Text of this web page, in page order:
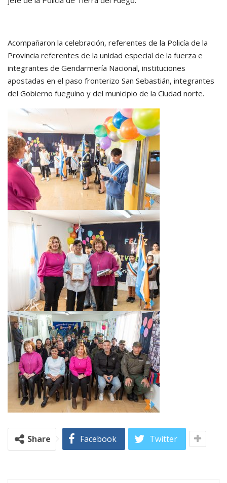
Acompañaron la celebración, referentes de la Policía de la
Provincia referentes de la unidad especial de la fuerza e
integrantes de Gendarmería Nacional, instituciones
apostadas en el paso fronterizo San Sebastián, integrantes
del Gobierno fueguino y del municipio de la Ciudad norte.
Share Facebook Twitter